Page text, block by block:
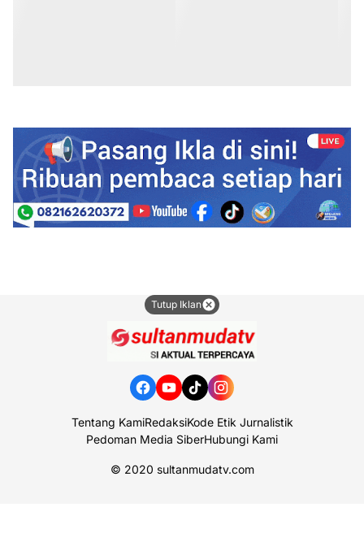
Tutup Iklan
Tentang KamiRedaksiKode Etik Jurnalistik
Pedoman Media SiberHubungi Kami
© 2020 sultanmudatv.com